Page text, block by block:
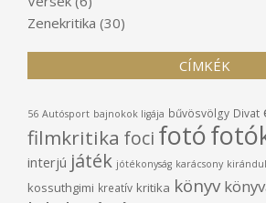
Zenekritika (30)
CÍMKÉK
56 Autósport bajnokok ligája bűvösvölgy Divat
filmkritika foci fotó
interjú játék jótékonyság karácsony
kossuthgimi kreatív kritika könyv